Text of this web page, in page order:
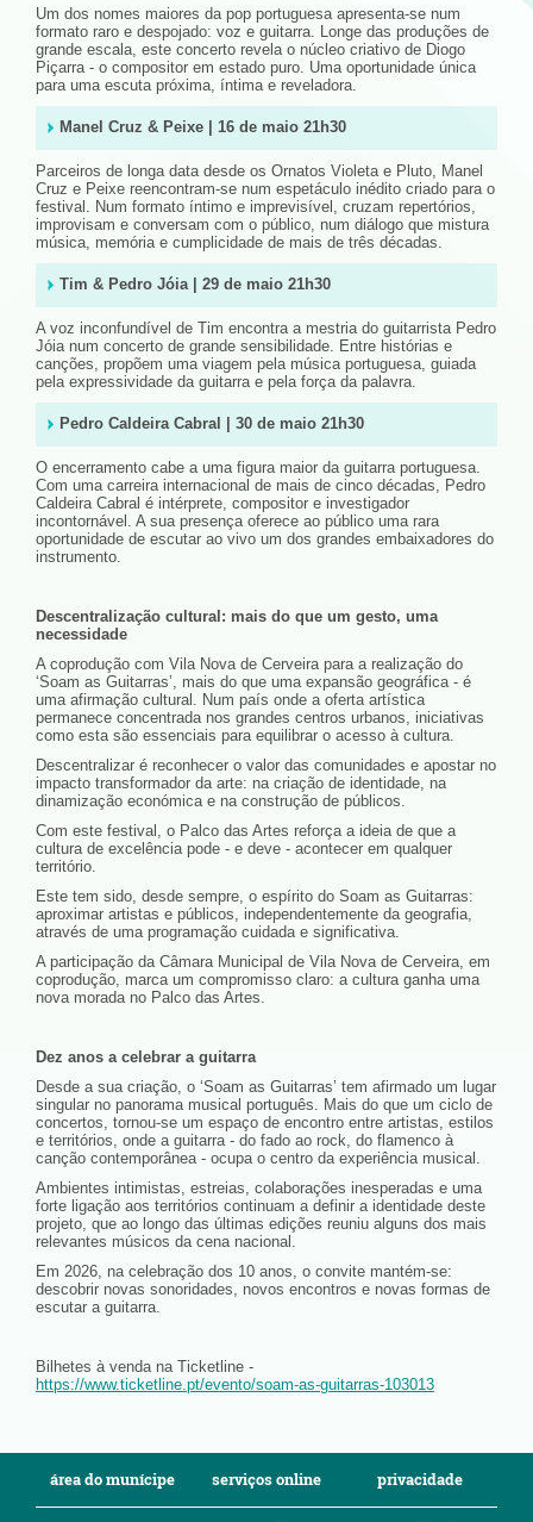
Um dos nomes maiores da pop portuguesa apresenta-se num
formato raro e despojado: voz e guitarra. Longe das produções de
grande escala, este concerto revela o núcleo criativo de Diogo
Piçarra - o compositor em estado puro. Uma oportunidade única
para uma escuta próxima, íntima e reveladora.
Manel Cruz & Peixe | 16 de maio 21h30
Parceiros de longa data desde os Ornatos Violeta e Pluto, Manel
Cruz e Peixe reencontram-se num espetáculo inédito criado para o
festival. Num formato íntimo e imprevisível, cruzam repertórios,
improvisam e conversam com o público, num diálogo que mistura
música, memória e cumplicidade de mais de três décadas.
Tim & Pedro Jóia | 29 de maio 21h30
A voz inconfundível de Tim encontra a mestria do guitarrista Pedro
Jóia num concerto de grande sensibilidade. Entre histórias e
canções, propõem uma viagem pela música portuguesa, guiada
pela expressividade da guitarra e pela força da palavra.
Pedro Caldeira Cabral | 30 de maio 21h30
O encerramento cabe a uma figura maior da guitarra portuguesa.
Com uma carreira internacional de mais de cinco décadas, Pedro
Caldeira Cabral é intérprete, compositor e investigador
incontornável. A sua presença oferece ao público uma rara
oportunidade de escutar ao vivo um dos grandes embaixadores do
instrumento.
Descentralização cultural: mais do que um gesto, uma
necessidade
A coprodução com Vila Nova de Cerveira para a realização do
‘Soam as Guitarras’, mais do que uma expansão geográfica - é
uma afirmação cultural. Num país onde a oferta artística
permanece concentrada nos grandes centros urbanos, iniciativas
como esta são essenciais para equilibrar o acesso à cultura.
Descentralizar é reconhecer o valor das comunidades e apostar no
impacto transformador da arte: na criação de identidade, na
dinamização económica e na construção de públicos.
Com este festival, o Palco das Artes reforça a ideia de que a
cultura de excelência pode - e deve - acontecer em qualquer
território.
Este tem sido, desde sempre, o espírito do Soam as Guitarras:
aproximar artistas e públicos, independentemente da geografia,
através de uma programação cuidada e significativa.
A participação da Câmara Municipal de Vila Nova de Cerveira, em
coprodução, marca um compromisso claro: a cultura ganha uma
nova morada no Palco das Artes.
Dez anos a celebrar a guitarra
Desde a sua criação, o ‘Soam as Guitarras’ tem afirmado um lugar
singular no panorama musical português. Mais do que um ciclo de
concertos, tornou-se um espaço de encontro entre artistas, estilos
e territórios, onde a guitarra - do fado ao rock, do flamenco à
canção contemporânea - ocupa o centro da experiência musical.
Ambientes intimistas, estreias, colaborações inesperadas e uma
forte ligação aos territórios continuam a definir a identidade deste
projeto, que ao longo das últimas edições reuniu alguns dos mais
relevantes músicos da cena nacional.
Em 2026, na celebração dos 10 anos, o convite mantém-se:
descobrir novas sonoridades, novos encontros e novas formas de
escutar a guitarra.
Bilhetes à venda na Ticketline -
https://www.ticketline.pt/evento/soam-as-guitarras-103013
área do munícipe serviços online privacidade